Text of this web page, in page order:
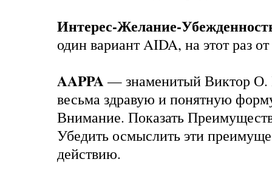
Интерес-Желание-
один вариант AIDA, на этот раз
AAPPA— знаменитый Виктор
весьма здравую и понятную
Внимание. Показать
Убедить осмыслить эти
действию.